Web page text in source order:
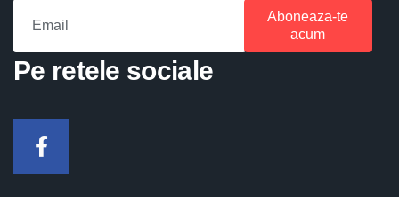
Aboneaza-te
acum
Pe retele sociale
Facebook